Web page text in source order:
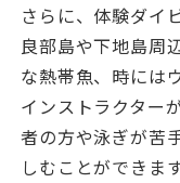
さらに、体験ダイ
良部島や下地島周
な熱帯魚、時には
インストラクター
者の方や泳ぎが苦
しむことができま